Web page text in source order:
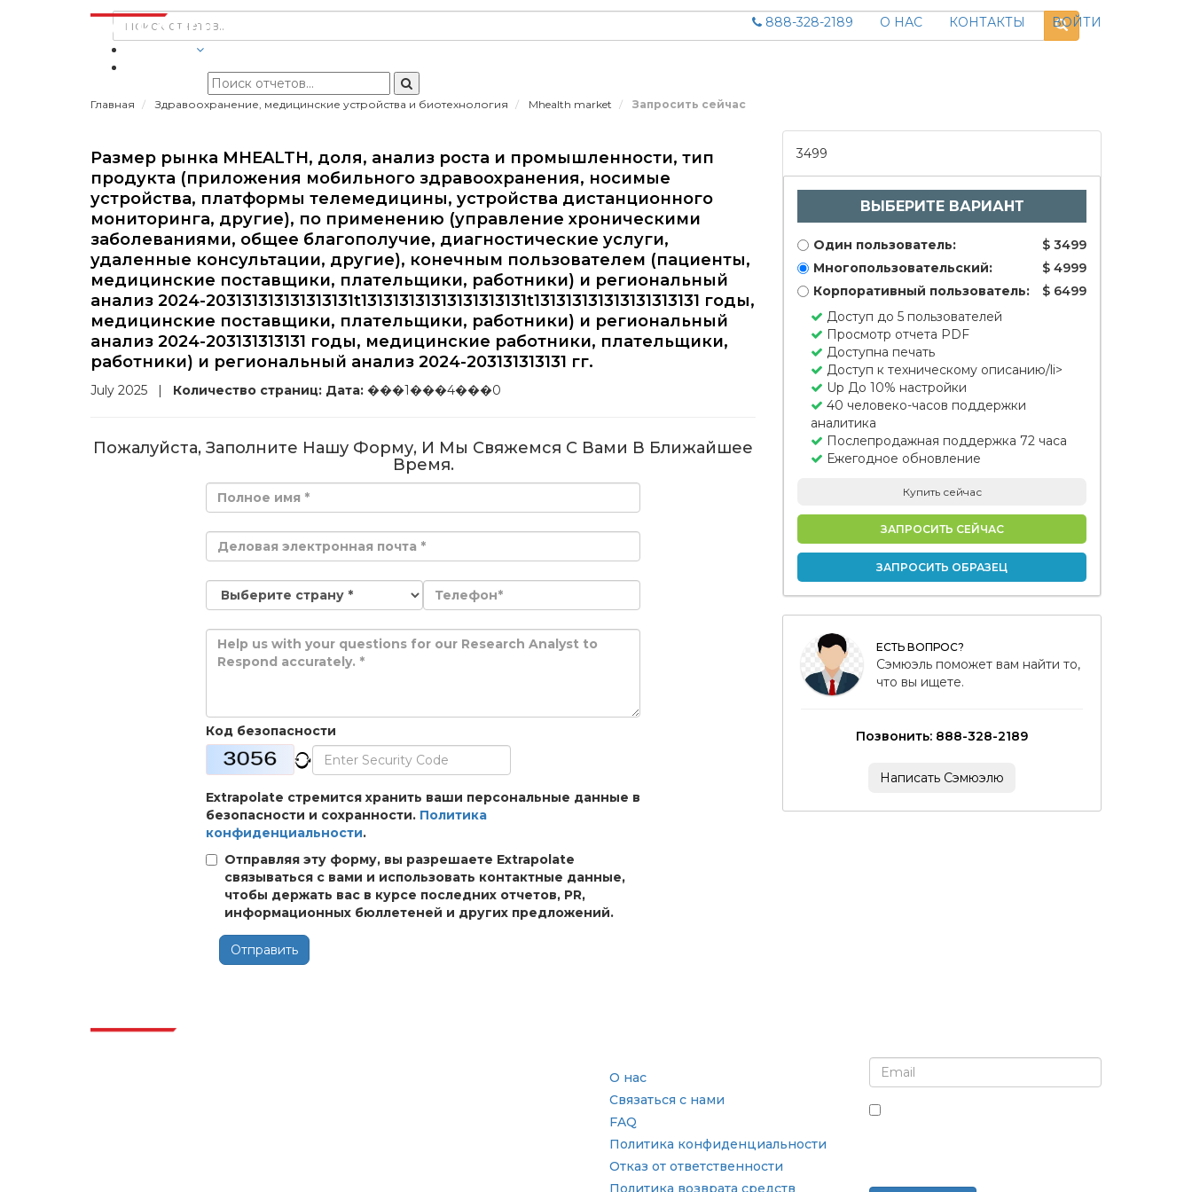
888-328-2189 О НАС КОНТАКТЫ
ВОЙТИ
Главная Здравоохранение, медицинские устройства и биотехнология Mhealth market Запросить сейчас
Размер рынка MHEALTH, доля, анализ роста и промышленности, тип
продукта (приложения мобильного здравоохранения, носимые
устройства, платформы телемедицины, устройства дистанционного
мониторинга, другие), по применению (управление хроническими
заболеваниями, общее благополучие, диагностические услуги,
удаленные консультации, другие), конечным пользователем (пациенты,
медицинские поставщики, плательщики, работники) и региональный
анализ 2024-203131313131313131t131313131313131313131t131313131313131313131 годы,
медицинские поставщики, плательщики, работники) и региональный
анализ 2024-203131313131 годы, медицинские работники, плательщики,
работники) и региональный анализ 2024-203131313131 гг.
July 2025 | Количество страниц: Дата: ���1���4���0
Пожалуйста, Заполните Нашу Форму, И Мы Свяжемся С Вами В Ближайшее
Время.
Код безопасности
Extrapolate стремится хранить ваши персональные данные в
безопасности и сохранности. Политика
конфиденциальности.
Отправляя эту форму, вы разрешаете Extrapolate
связываться с вами и использовать контактные данные,
чтобы держать вас в курсе последних отчетов, PR,
информационных бюллетеней и других предложений.
Отправить
3499
ВЫБЕРИТЕ ВАРИАНТ
Один пользователь:
$ 3499
Многопользовательский:
$ 4999
Корпоративный пользователь:
$ 6499
Доступ до 5 пользователей
Просмотр отчета PDF
Доступна печать
Доступ к техническому описанию/li>
Up До 10% настройки
40 человеко-часов поддержки
аналитика
Послепродажная поддержка 72 часа
Ежегодное обновление
Купить сейчас
ЗАПРОСИТЬ СЕЙЧАС
ЗАПРОСИТЬ ОБРАЗЕЦ
ЕСТЬ ВОПРОС?
Сэмюэль поможет вам найти то,
что вы ищете.
Позвонить: 888-328-2189
Написать Сэмюэлю
О нас
Связаться с нами
FAQ
Политика конфиденциальности
Отказ от ответственности
Политика возврата средств